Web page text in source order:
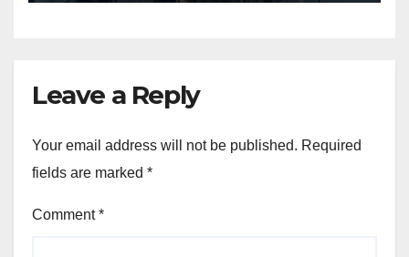
Leave a Reply
Your email address will not be published. Required
fields are marked *
Comment*